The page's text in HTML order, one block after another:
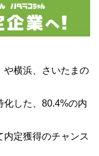
や横浜、さいたまの
化した、80.4%の内
定獲得のチャンス